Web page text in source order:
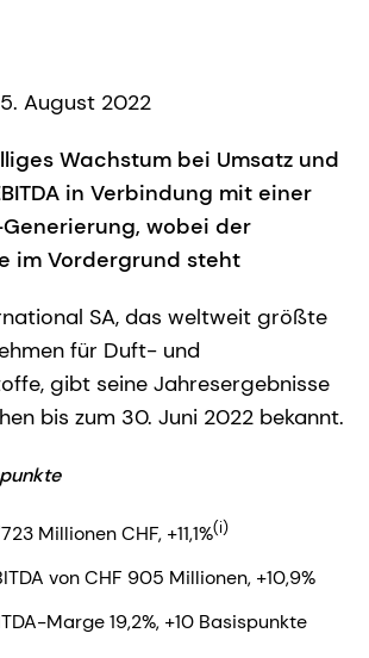
August 2022
Wachstum bei Umsatz und
in Verbindung mit einer
wobei der
im Vordergrund steht
SA, das weltweit größte
für Duft- und
gibt seine Jahresergebnisse
bis zum 30. Juni 2022 bekannt.
Millionen CHF, +11,1%(i)
von CHF 905 Millionen, +10,9%
Marge 19,2%, +10 Basispunkte